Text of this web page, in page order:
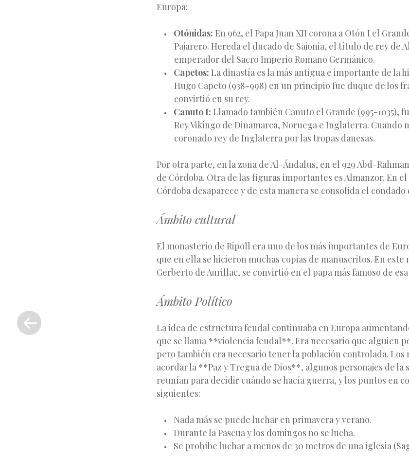
Europa:
Otónidas: En 962, el Papa Juan XII corona a Otón I el
Pajarero. Hereda el ducado de Sajonia, el título de rey de
emperador del Sacro Imperio Romano Germánico.
Capetos: La dinastía es la más antigua e importante de la
Hugo Capeto (938-998) en un principio fue duque de los
convirtió en su rey.
Canuto I: Llamado también Canuto el Grande (995-1035),
Rey Vikingo de Dinamarca, Noruega e Inglaterra. Cuando
coronado rey de Inglaterra por las tropas danesas.
Por otra parte, en la zona de Al-Ándalus, en el 929 Abd-
de Córdoba. Otra de las figuras importantes es Almanzor. En el
Córdoba desaparece y de esta manera se consolida el condado
Ámbito cultural
El monasterio de Ripoll era uno de los más importantes de
que en ella se hicieron muchas copias de manuscritos. En
Gerberto de Aurillac, se convirtió en el papa más famoso de
Ámbito Político
La idea de estructura feudal continuaba en Europa
que se llama **violencia feudal**. Era necesario que alguien
pero también era necesario tener la población controlada. Los
acordar la **Paz y Tregua de Dios**, algunos personajes de la
reunían para decidir cuándo se hacía guerra, y los puntos en
siguientes:
Nada más se puede luchar en primavera y verano.
Durante la Pascua y los domingos no se lucha.
Se prohíbe luchar a menos de 30 metros de una iglesia
Entrada
anterior